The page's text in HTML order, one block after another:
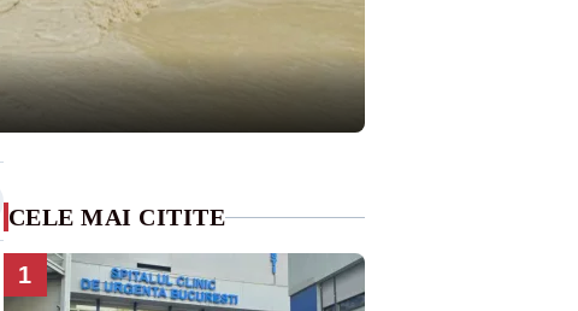
CELE MAI CITITE
1